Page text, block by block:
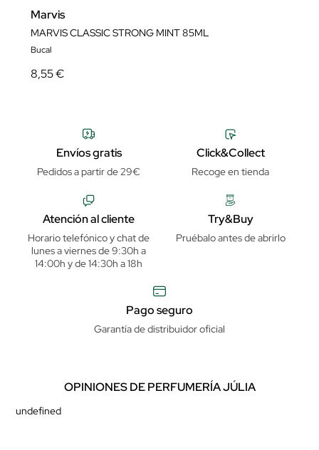
Marvis
MARVIS CLASSIC STRONG MINT 85ML
Bucal
8,55 €
Envíos gratis
Pedidos a partir de 29€
Click&Collect
Recoge en tienda
Atención al cliente
Horario telefónico y chat de
lunes a viernes de 9:30h a
14:00h y de 14:30h a 18h
Try&Buy
Pruébalo antes de abrirlo
Pago seguro
Garantía de distribuidor oficial
OPINIONES DE PERFUMERÍA JÚLIA
undefined